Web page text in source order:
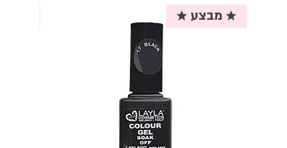
★ מבצע ★